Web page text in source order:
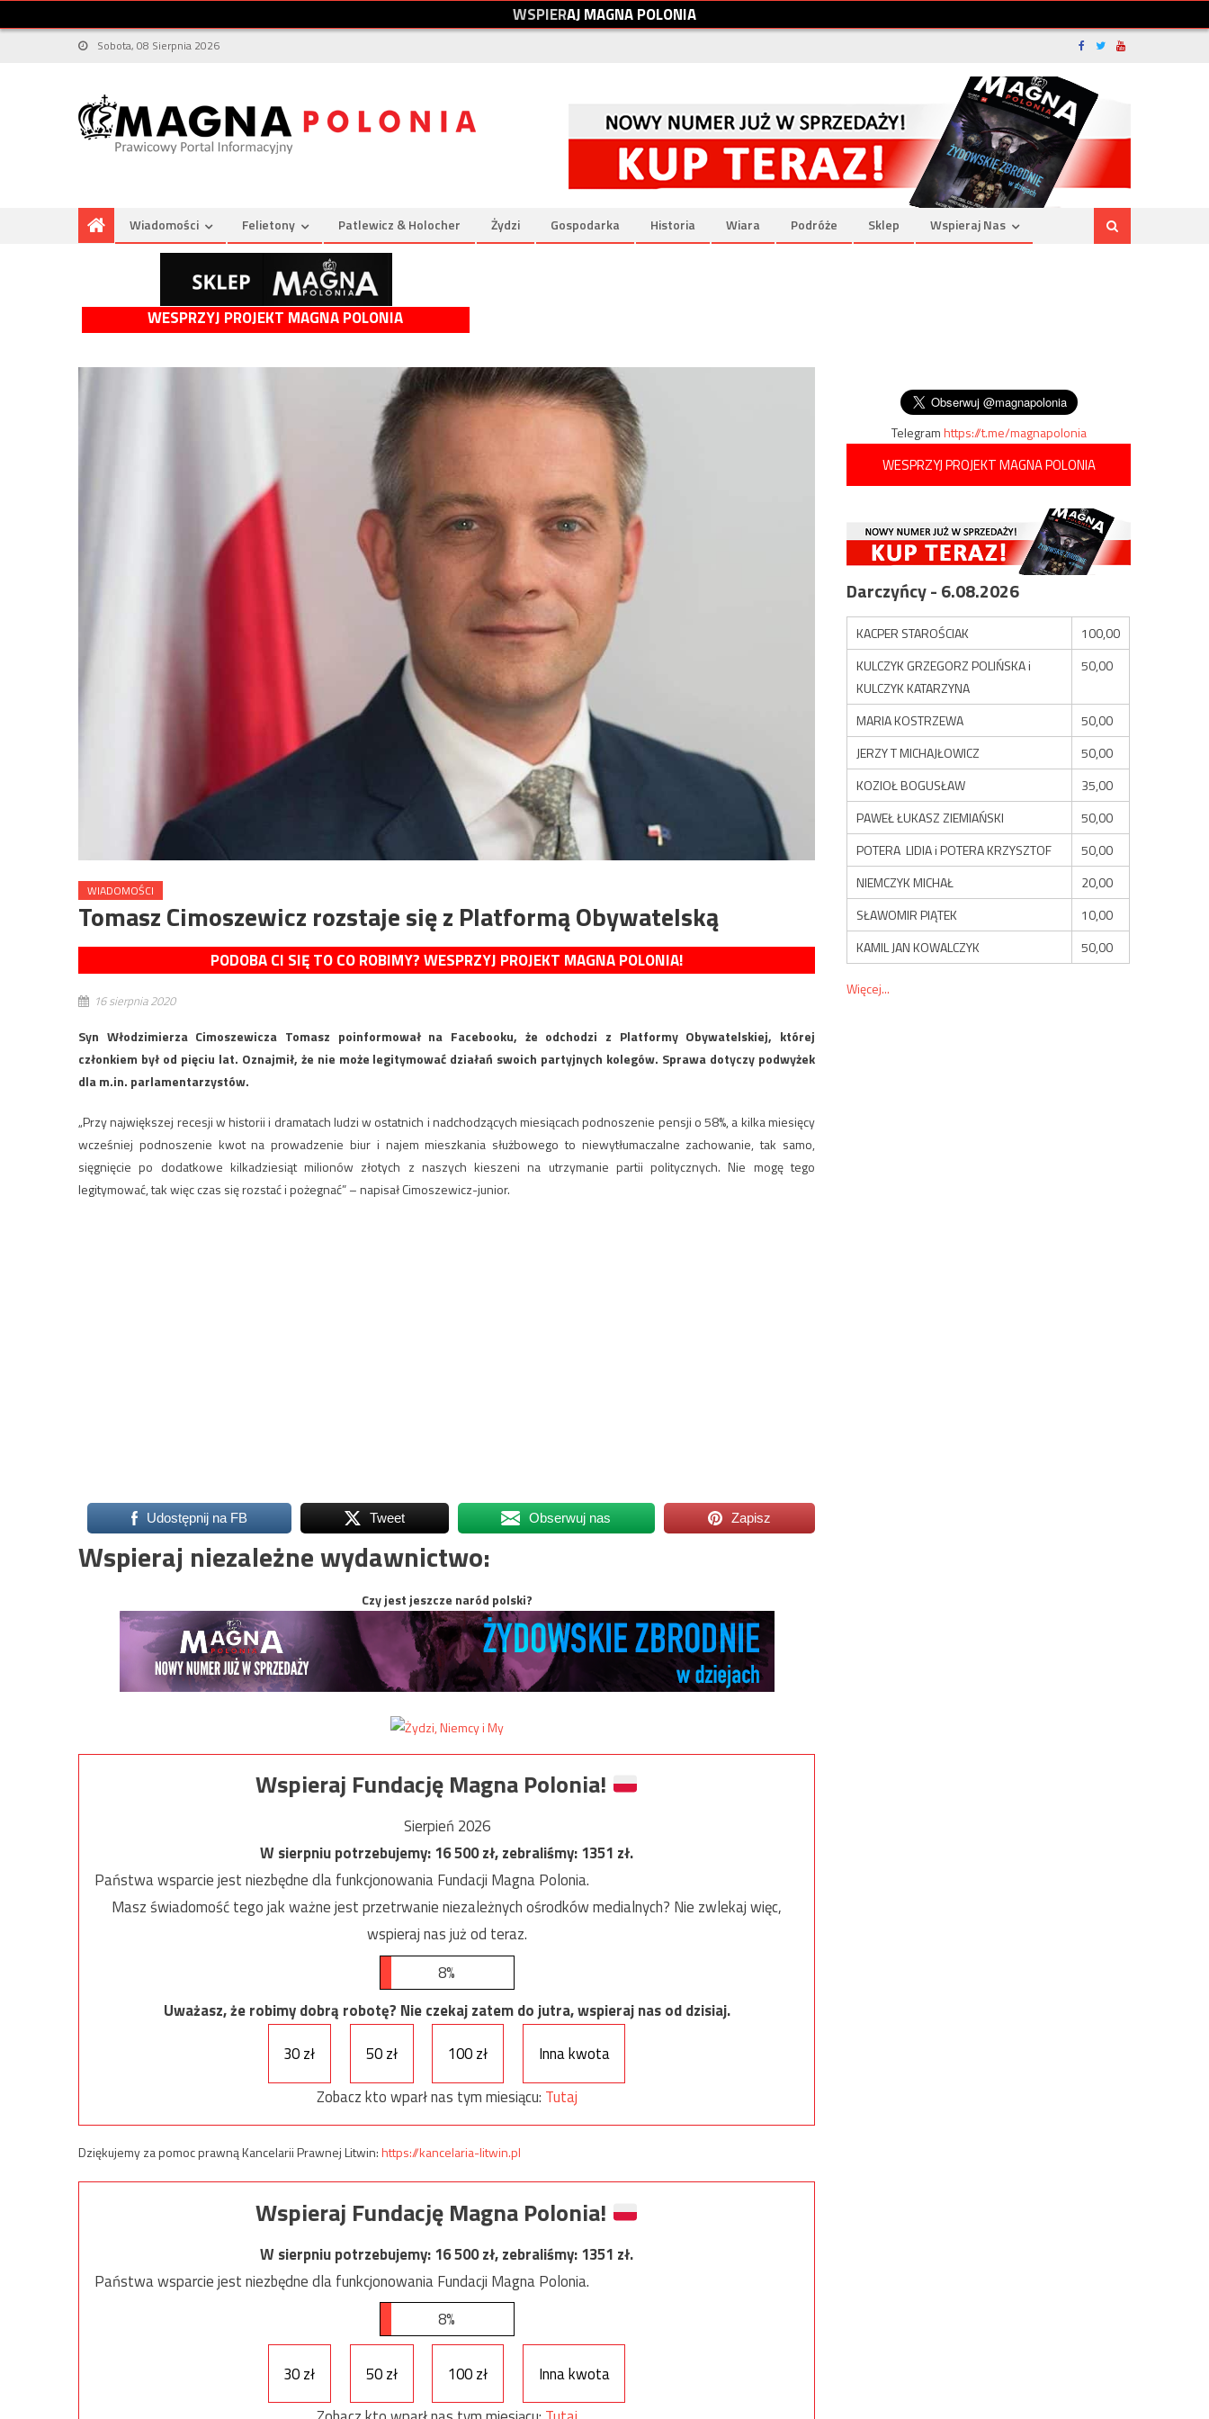
WSPIERAJMAGNAPOLONIA
Sobota, 08 Sierpnia 2026
Wiadomości Felietony Patlewicz & Holocher Żydzi Gospodarka Historia Wiara Podróże Sklep Wspieraj Nas
WESPRZYJ PROJEKT MAGNA POLONIA
WIADOMOŚCI
Tomasz Cimoszewicz rozstaje się z Platformą Obywatelską
PODOBA CI SIĘ TO CO ROBIMY? WESPRZYJ PROJEKT MAGNA POLONIA!
16 sierpnia 2020
Syn Włodzimierza Cimoszewicza Tomasz poinformował na Facebooku, że odchodzi z Platformy Obywatelskiej, której
członkiem był od pięciu lat. Oznajmił, że nie może legitymować działań swoich partyjnych kolegów. Sprawa dotyczy podwyżek
dla m.in. parlamentarzystów.
„Przy największej recesji w historii i dramatach ludzi w ostatnich i nadchodzących miesiącach podnoszenie pensji o 58%, a kilka miesięcy
wcześniej podnoszenie kwot na prowadzenie biur i najem mieszkania służbowego to niewytłumaczalne zachowanie, tak samo,
sięgnięcie po dodatkowe kilkadziesiąt milionów złotych z naszych kieszeni na utrzymanie partii politycznych. Nie mogę tego
legitymować, tak więc czas się rozstać i pożegnać” – napisał Cimoszewicz-junior.
Udostępnij na FB Tweet Obserwuj nas Zapisz
Wspieraj niezależne wydawnictwo:
Czy jest jeszcze naród polski?
Wspieraj Fundację Magna Polonia!
Sierpień 2026
W sierpniu potrzebujemy:16 500zł, zebraliśmy:1351 zł.
Państwa wsparcie jest niezbędne dla funkcjonowania Fundacji Magna Polonia.
Masz świadomość tego jak ważne jest przetrwanie niezależnych ośrodków medialnych? Nie zwlekaj więc,
wspieraj nas już od teraz.
8%
Uważasz, że robimy dobrą robotę? Nie czekaj zatem do jutra, wspieraj nas od dzisiaj.
30 zł
50 zł 100 zł
Inna kwota
Zobacz kto wparł nas tym miesiącu: Tutaj
Dziękujemy za pomoc prawną Kancelarii Prawnej Litwin:https://kancelaria-litwin.pl
Wspieraj Fundację Magna Polonia!
W sierpniu potrzebujemy:16 500zł, zebraliśmy:1351 zł.
Państwa wsparcie jest niezbędne dla funkcjonowania Fundacji Magna Polonia.
8%
30 zł 50 zł 100 zł
Inna kwota
Telegramhttps://t.me/magnapolonia
WESPRZYJ PROJEKT MAGNA POLONIA
Darczyńcy - 6.08.2026
KACPER STAROŚCIAK
100,00
KULCZYK GRZEGORZ POLIŃSKA i
KULCZYK KATARZYNA
50,00
MARIA KOSTRZEWA
50,00
JERZY T MICHAJŁOWICZ
50,00
KOZIOŁ BOGUSŁAW
35,00
PAWEŁ ŁUKASZ ZIEMIAŃSKI
50,00
POTERA LIDIA i POTERA KRZYSZTOF
50,00
NIEMCZYK MICHAŁ
20,00
SŁAWOMIR PIĄTEK
10,00
KAMIL JAN KOWALCZYK
50,00
Więcej...